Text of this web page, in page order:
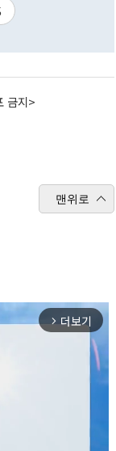
금지>
맨위로
arrow_forward_ios 더보기